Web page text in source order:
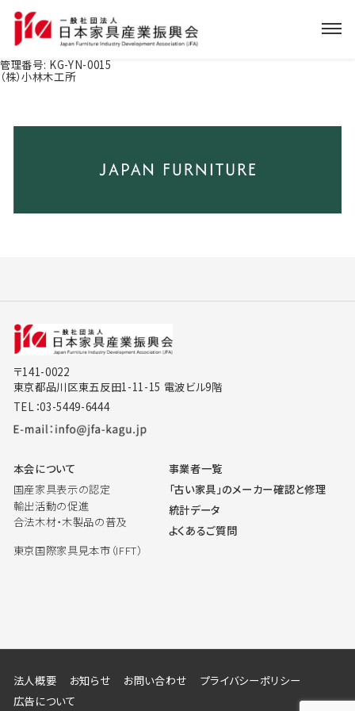
管理番号: KG-YN-0015
（株）小林木工所
〒141-0022
東京都品川区東五反田1-11-15 電波ビル9階
TEL：03-5449-6444
本会について
国産家具表示の認定
輸出活動の促進
合法木材・木製品の普及
東京国際家具見本市（IFFT）
事業者一覧
「古い家具」のメーカー確認と修理
統計データ
よくあるご質問
法人概要 お知らせ お問い合わせ
プライバシーポリシー
広告について